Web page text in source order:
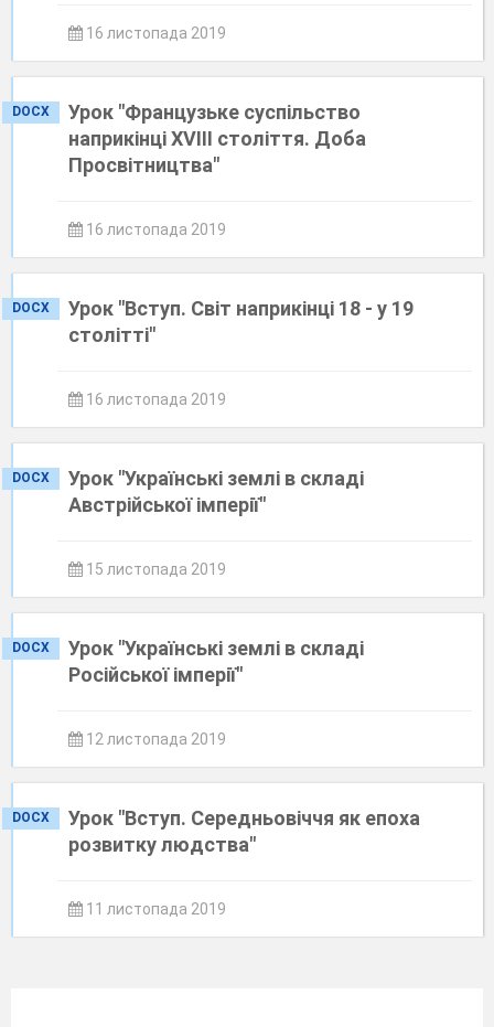
16 листопада 2019
DOCX
Урок "Французьке суспільство
наприкінці XVІІІ століття. Доба
Просвітництва"
16 листопада 2019
DOCX
Урок "Вступ. Світ наприкінці 18 - у 19
столітті"
16 листопада 2019
DOCX
Урок "Українські землі в складі
Австрійської імперії"
15 листопада 2019
DOCX
Урок "Українські землі в складі
Російської імперії"
12 листопада 2019
DOCX
Урок "Вступ. Середньовіччя як епоха
розвитку людства"
11 листопада 2019